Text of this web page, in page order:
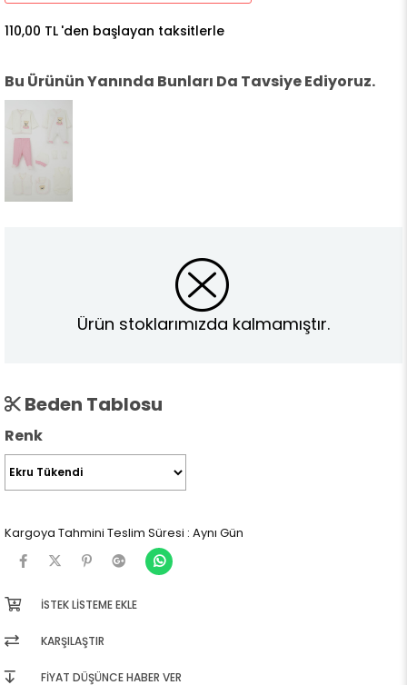
110,00 TL 'den başlayan taksitlerle
Bu Ürünün Yanında Bunları Da Tavsiye Ediyoruz.
Ürün stoklarımızda kalmamıştır.
Beden Tablosu
Renk
Kargoya Tahmini Teslim Süresi : Aynı Gün
İSTEK LISTEME EKLE
KARŞILAŞTIR
FIYAT DÜŞÜNCE HABER VER